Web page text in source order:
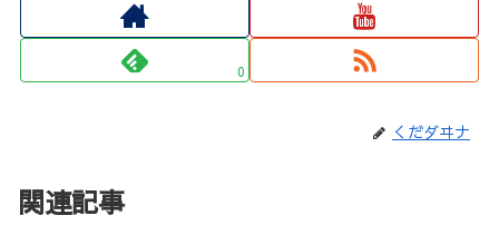
0
くだダヰナ
関連記事